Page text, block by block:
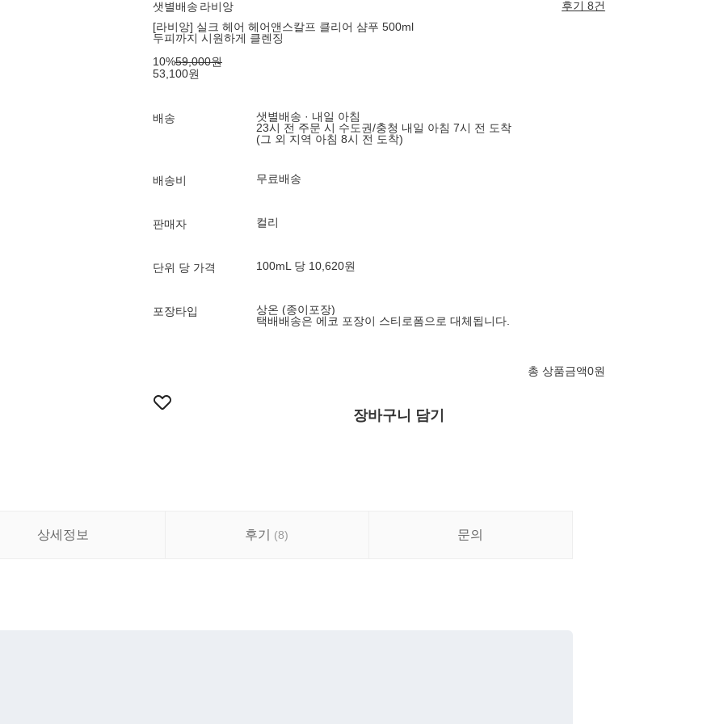
샛별배송 라비앙
후기 8건
[라비앙] 실크 헤어 헤어앤스칼프 클리어 샴푸 500ml
두피까지 시원하게 클렌징
10%59,000원
53,100원
배송
샛별배송 · 내일 아침
23시 전 주문 시 수도권/충청 내일 아침 7시 전 도착
(그 외 지역 아침 8시 전 도착)
배송비 무료배송
판매자 컬리
단위 당 가격 100mL 당 10,620원
포장타입
상온 (종이포장)
택배배송은 에코 포장이 스티로폼으로 대체됩니다.
총 상품금액0원
장바구니 담기
상세정보 후기 (8) 문의